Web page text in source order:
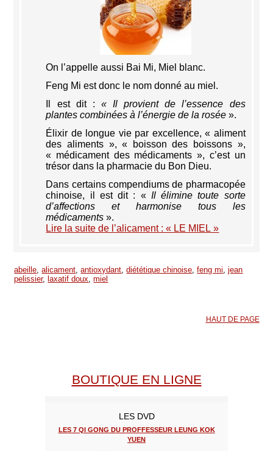
On l’appelle aussi Bai Mi, Miel blanc.
Feng Mi est donc le nom donné au miel.
Il est dit : « Il provient de l’essence des
plantes combinées à l’énergie de la rosée».
Élixir de longue vie par excellence, « aliment
des aliments », « boisson des boissons »,
« médicament des médicaments », c’est un
trésor dans la pharmacie du Bon Dieu.
Dans certains compendiums de pharmacopée
chinoise, il est dit : « Il élimine toute sorte
d’affections et harmonise tous les
médicaments ».
Lire la suite de l’alicament : « LE MIEL »
abeille,alicament,antioxydant,diététique chinoise,feng mi,jean
pelissier, laxatif doux,miel
HAUT DE PAGE
BOUTIQUE EN LIGNE
LES DVD
LES 7 QI GONG DU PROFFESSEUR LEUNG KOK
YUEN